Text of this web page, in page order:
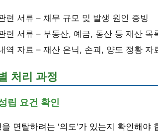
련 서류 – 채무 규모 및 발생 원인 증빙
련 서류 – 부동산, 예금, 동산 등 재산 목
역 자료 – 재산 은닉, 손괴, 양도 정황 자
처리 과정
립 요건 확인
면탈하려는 ‘의도’가 있는지 확인해